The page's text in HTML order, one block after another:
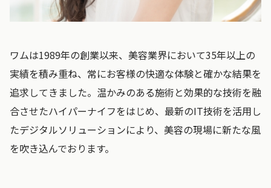
ワムは1989年の創業以来、美容業界において35年以上の
実績を積み重ね、常にお客様の快適な体験と確かな結果を
追求してきました。温かみのある施術と効果的な技術を融
合させたハイパーナイフをはじめ、最新のIT技術を活用し
たデジタルソリューションにより、美容の現場に新たな風
を吹き込んでおります。